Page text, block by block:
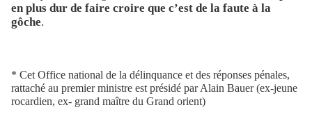
en plus dur de faire croire que c’est de la faute à la
gôche.
* Cet Office national de la délinquance et des réponses pénales,
rattaché au premier ministre est présidé par Alain Bauer (ex-jeune
rocardien, ex- grand maître du Grand orient)